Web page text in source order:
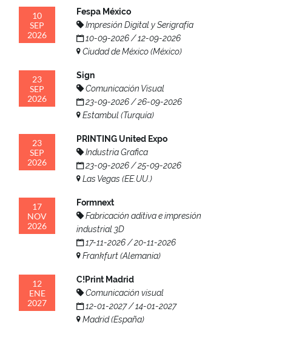
10
SEP
2026
Fespa México
Impresión Digital y Serigrafía
10-09-2026 / 12-09-2026
Ciudad de México (México)
23
SEP
2026
Sign
Comunicación Visual
23-09-2026 / 26-09-2026
Estambul (Turquía)
23
SEP
2026
PRINTING United Expo
Industria Grafica
23-09-2026 / 25-09-2026
Las Vegas (EE.UU.)
17
NOV
2026
Formnext
Fabricación aditiva e impresión
industrial 3D
17-11-2026 / 20-11-2026
Frankfurt (Alemania)
12
ENE
2027
C!Print Madrid
Comunicación visual
12-01-2027 / 14-01-2027
Madrid (España)